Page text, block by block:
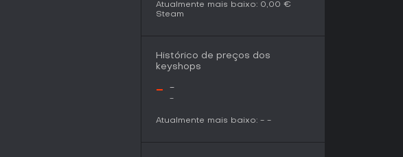
Atualmente mais baixo: 0,00 €
Steam
Histórico de preços dos
keyshops
- -
-
Atualmente mais baixo: - -